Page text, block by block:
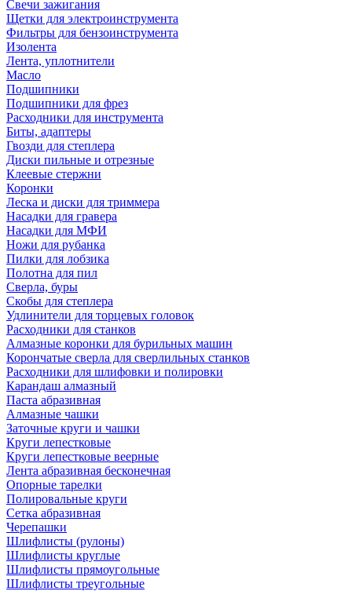
Свечи зажигания
Щетки для электроинструмента
Фильтры для бензоинструмента
Изолента
Лента, уплотнители
Масло
Подшипники
Подшипники для фрез
Расходники для инструмента
Биты, адаптеры
Гвозди для степлера
Диски пильные и отрезные
Клеевые стержни
Коронки
Леска и диски для триммера
Насадки для гравера
Насадки для МФИ
Ножи для рубанка
Пилки для лобзика
Полотна для пил
Сверла, буры
Скобы для степлера
Удлинители для торцевых головок
Расходники для станков
Алмазные коронки для бурильных машин
Корончатые сверла для сверлильных станков
Расходники для шлифовки и полировки
Карандаш алмазный
Паста абразивная
Алмазные чашки
Заточные круги и чашки
Круги лепестковые
Круги лепестковые веерные
Лента абразивная бесконечная
Опорные тарелки
Полировальные круги
Сетка абразивная
Черепашки
Шлифлисты (рулоны)
Шлифлисты круглые
Шлифлисты прямоугольные
Шлифлисты треугольные